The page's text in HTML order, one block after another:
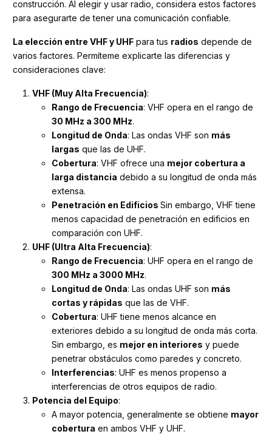
construcción. Al elegir y usar radio, considera estos factores
para asegurarte de tener una comunicación confiable.
La elección entre VHF y UHF para tus radios depende de
varios factores. Permíteme explicarte las diferencias y
consideraciones clave:
VHF (Muy Alta Frecuencia):
Rango de Frecuencia: VHF opera en el rango de
30 MHz a 300 MHz.
Longitud de Onda: Las ondas VHF son más
largas que las de UHF.
Cobertura: VHF ofrece una mejor cobertura a
larga distancia debido a su longitud de onda más
extensa.
Penetración en Edificios Sin embargo, VHF tiene
menos capacidad de penetración en edificios en
comparación con UHF.
UHF (Ultra Alta Frecuencia):
Rango de Frecuencia: UHF opera en el rango de
300 MHz a 3000 MHz.
Longitud de Onda: Las ondas UHF son más
cortas y rápidas que las de VHF.
Cobertura: UHF tiene menos alcance en
exteriores debido a su longitud de onda más corta.
Sin embargo, es mejor en interiores y puede
penetrar obstáculos como paredes y concreto.
Interferencias: UHF es menos propenso a
interferencias de otros equipos de radio.
Potencia del Equipo:
A mayor potencia, generalmente se obtiene mayor
cobertura en ambos VHF y UHF.